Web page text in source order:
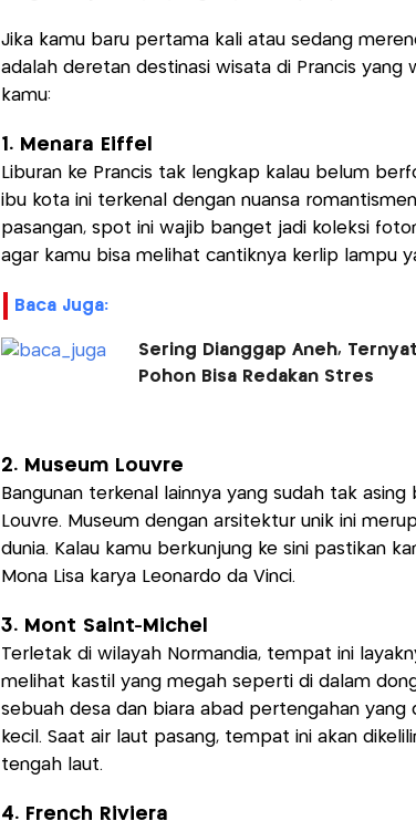
Jika kamu baru pertama kali atau sedang
adalah deretan destinasi wisata di Prancis yang
kamu:
1. Menara Eiffel
Liburan ke Prancis tak lengkap kalau belum
ibu kota ini terkenal dengan nuansa
pasangan, spot ini wajib banget jadi koleksi
agar kamu bisa melihat cantiknya kerlip lampu
Baca Juga:
Sering Dianggap Aneh,
Pohon Bisa Redakan Stres
2. Museum Louvre
Bangunan terkenal lainnya yang sudah tak
Louvre. Museum dengan arsitektur unik ini
dunia. Kalau kamu berkunjung ke sini pastikan
Mona Lisa karya Leonardo da Vinci.
3. Mont Saint-Michel
Terletak di wilayah Normandia, tempat ini
melihat kastil yang megah seperti di dalam
sebuah desa dan biara abad pertengahan
kecil. Saat air laut pasang, tempat ini akan
tengah laut.
4. French Riviera